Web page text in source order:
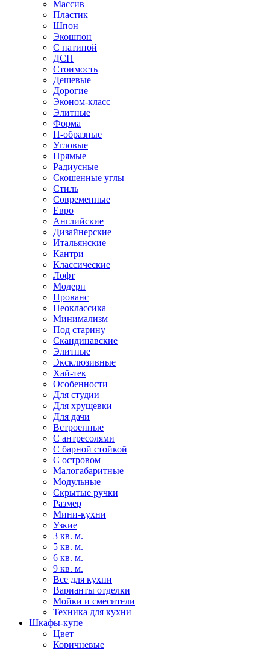
Массив
Пластик
Шпон
Экошпон
С патиной
ДСП
Стоимость
Дешевые
Дорогие
Эконом-класс
Элитные
Форма
П-образные
Угловые
Прямые
Радиусные
Скошенные углы
Стиль
Современные
Евро
Английские
Дизайнерские
Итальянские
Кантри
Классические
Лофт
Модерн
Прованс
Неоклассика
Минимализм
Под старину
Скандинавские
Элитные
Эксклюзивные
Хай-тек
Особенности
Для студии
Для хрущевки
Для дачи
Встроенные
С антресолями
С барной стойкой
С островом
Малогабаритные
Модульные
Скрытые ручки
Размер
Мини-кухни
Узкие
3 кв. м.
5 кв. м.
6 кв. м.
9 кв. м.
Все для кухни
Варианты отделки
Мойки и смесители
Техника для кухни
Шкафы-купе
Цвет
Коричневые